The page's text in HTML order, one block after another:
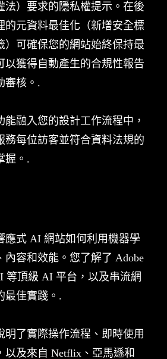
法）要求的隱私權提示。在後
的元資料最佳化（新增安全標
）可確保您的網站始終保持最
以獲得自動產生的合規性報告
審核。.
融入您的設計工作流程中，
務每位訪客並符合資料法規的
握。.
應式 AI 網站如何利用機器學
內容和效能。您了解了 Adobe
等頂級 AI 平台，以及串流網
最佳實踐。.
明了實際操作流程、即時使用
以及來自 Netflix、亞馬遜和